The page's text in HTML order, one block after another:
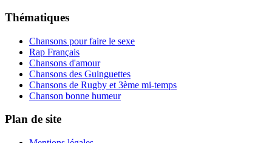
Thématiques
Chansons pour faire le sexe
Rap Français
Chansons d'amour
Chansons des Guinguettes
Chansons de Rugby et 3ème mi-temps
Chanson bonne humeur
Plan de site